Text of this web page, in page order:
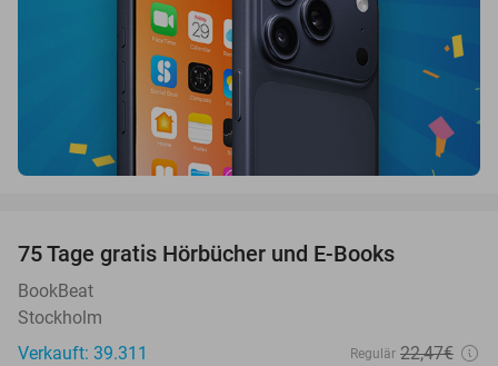
75 Tage gratis Hörbücher und E-Books
BookBeat
Stockholm
Verkauft: 39.311
Regulär 22,47€